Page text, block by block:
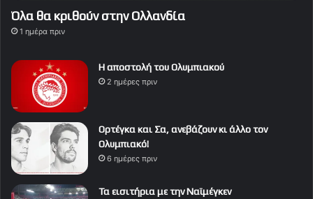
Όλα θα κριθούν στην Ολλανδία
1 ημέρα πριν
Η αποστολή του Ολυμπιακού
2 ημέρες πριν
Ορτέγκα και Σα, ανεβάζουν κι άλλο τον
Ολυμπιακό!
6 ημέρες πριν
Τα εισιτήρια με την Ναϊμέγκεν